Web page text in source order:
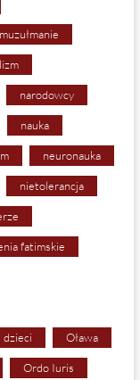
muzułmanie
narodowcy
nauka
neuronauka
nietolerancja
fatimskie
dzieci Oława
Ordo Iuris